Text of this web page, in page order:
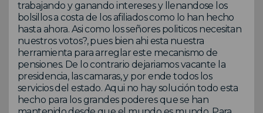
trabajando y ganando intereses y llenandose los
bolsillos a costa de los afiliados como lo han hecho
hasta ahora. Asi como los señores politicos necesitan
nuestros votos?, pues bien ahi esta nuestra
herramienta para arreglar este mecanismo de
pensiones. De lo contrario dejariamos vacante la
presidencia, las camaras, y por ende todos los
servicios del estado. Aqui no hay solución todo esta
hecho para los grandes poderes que se han